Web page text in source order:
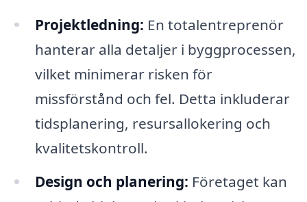
Projektledning: En totalentreprenör
hanterar alla detaljer i byggprocessen,
vilket minimerar risken för
missförstånd och fel. Detta inkluderar
tidsplanering, resursallokering och
kvalitetskontroll.
Design och planering: Företaget kan